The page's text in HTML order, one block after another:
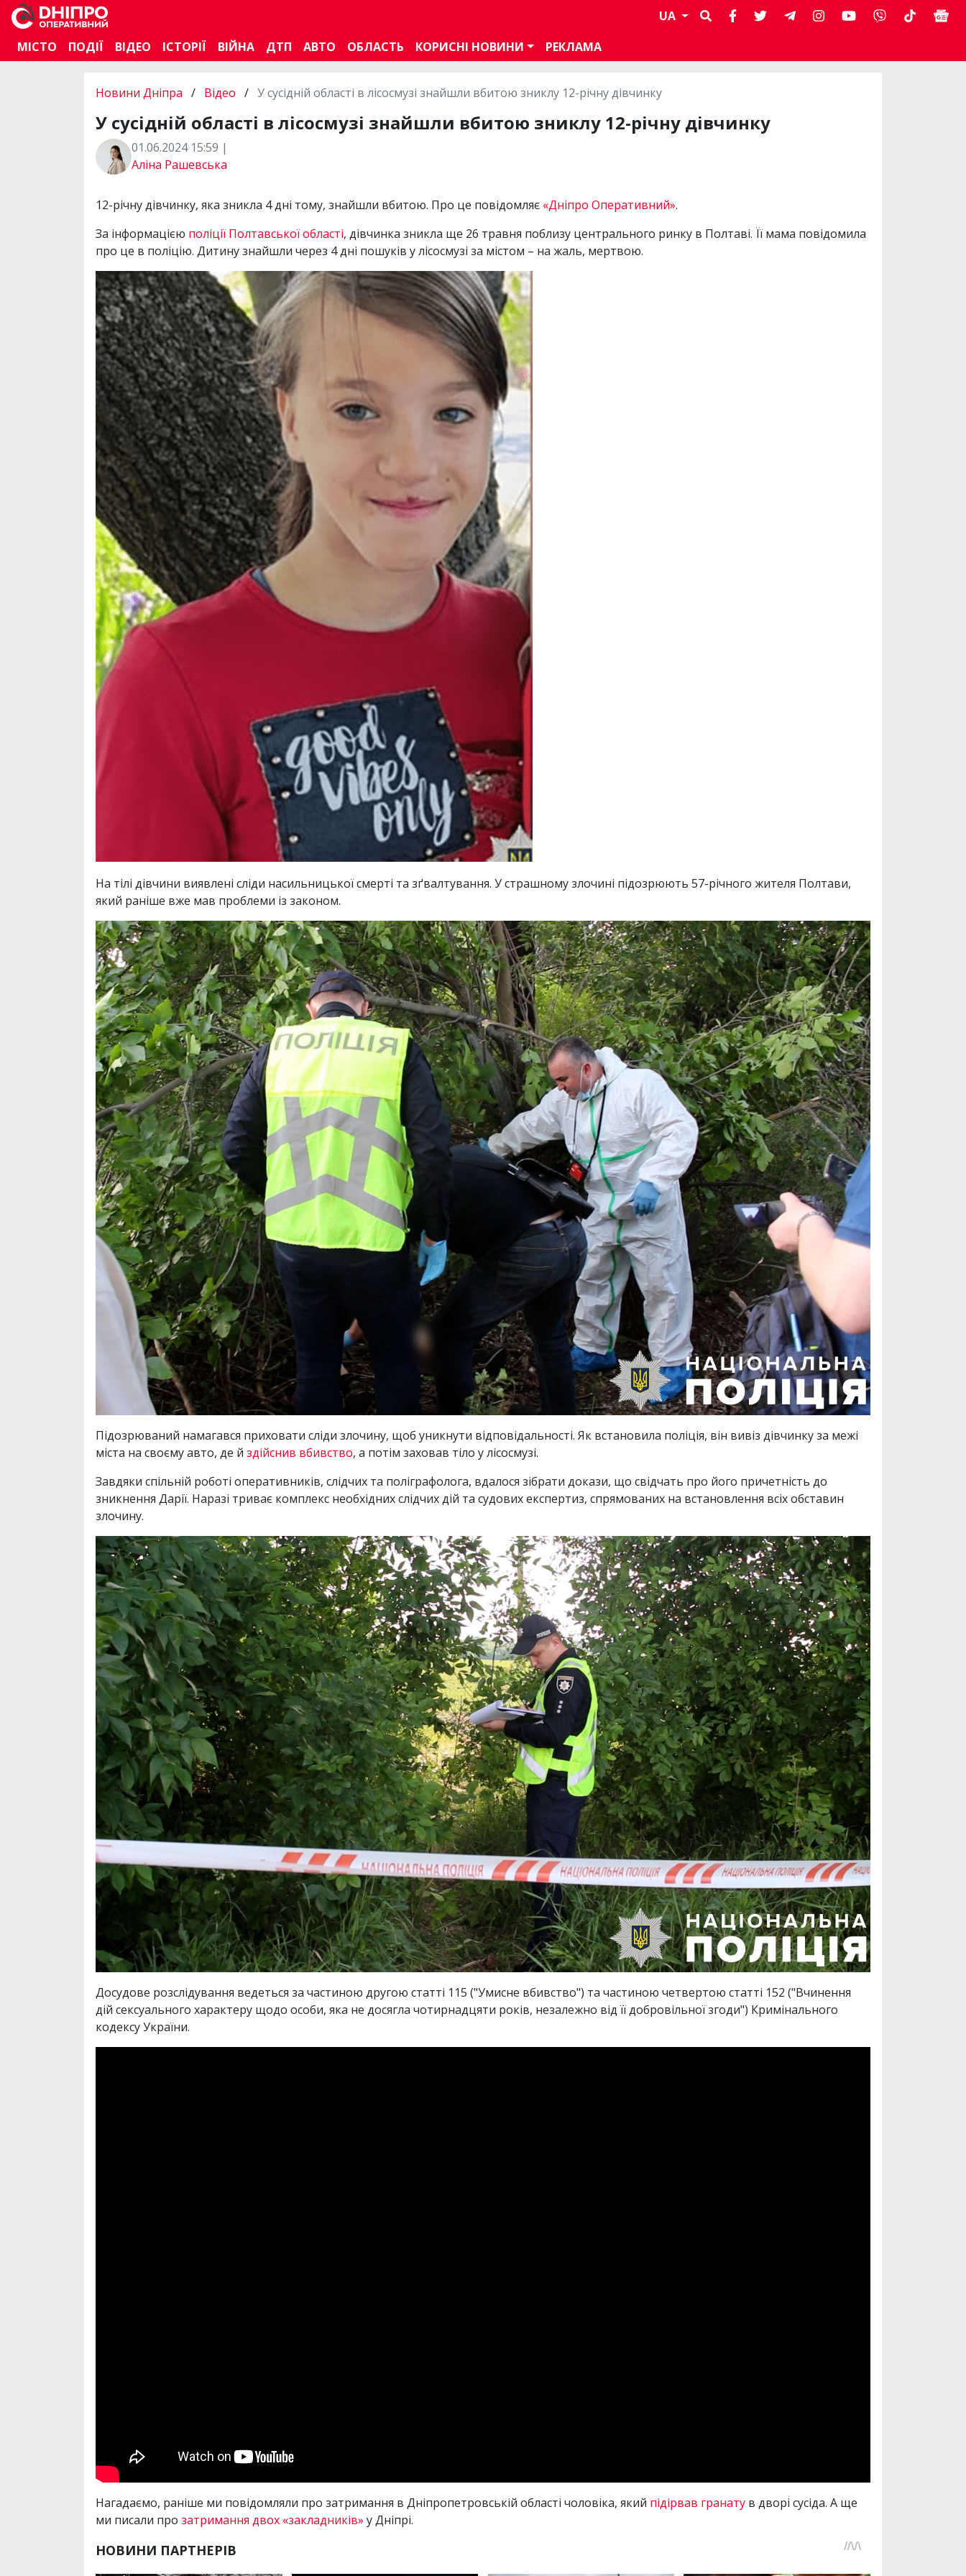
UA
МІСТО
ПОДІЇ ВІДЕО ІСТОРІЇ ВІЙНА ДТП АВТО ОБЛАСТЬ КОРИСНІ НОВИНИ РЕКЛАМА
Новини Дніпра / Відео / У сусідній області в лісосмузі знайшли вбитою зниклу 12-річну дівчинку
У сусідній області в лісосмузі знайшли вбитою зниклу 12-річну дівчинку
01.06.2024 15:59 |
Аліна Рашевська
12-річну дівчинку, яка зникла 4 дні тому, знайшли вбитою. Про це повідомляє «Дніпро Оперативний».
За інформацією поліції Полтавської області, дівчинка зникла ще 26 травня поблизу центрального ринку в Полтаві. Її мама повідомила
про це в поліцію. Дитину знайшли через 4 дні пошуків у лісосмузі за містом – на жаль, мертвою.
На тілі дівчини виявлені сліди насильницької смерті та зґвалтування. У страшному злочині підозрюють 57-річного жителя Полтави,
який раніше вже мав проблеми із законом.
Підозрюваний намагався приховати сліди злочину, щоб уникнути відповідальності. Як встановила поліція, він вивіз дівчинку за межі
міста на своєму авто, де й здійснив вбивство, а потім заховав тіло у лісосмузі.
Завдяки спільній роботі оперативників, слідчих та поліграфолога, вдалося зібрати докази, що свідчать про його причетність до
зникнення Дарії. Наразі триває комплекс необхідних слідчих дій та судових експертиз, спрямованих на встановлення всіх обставин
злочину.
Досудове розслідування ведеться за частиною другою статті 115 ("Умисне вбивство") та частиною четвертою статті 152 ("Вчинення
дій сексуального характеру щодо особи, яка не досягла чотирнадцяти років, незалежно від її добровільної згоди") Кримінального
кодексу України.
Нагадаємо, раніше ми повідомляли про затримання в Дніпропетровській області чоловіка, який підірвав гранату в дворі сусіда. А ще
ми писали про затримання двох «закладників» у Дніпрі.